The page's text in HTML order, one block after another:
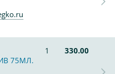
75МЛ.
1 330.00